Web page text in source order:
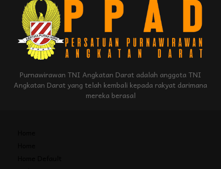
Purnawirawan TNI Angkatan Darat adalah anggota TNI
Angkatan Darat yang telah kembali kepada rakyat darimana
mereka berasal